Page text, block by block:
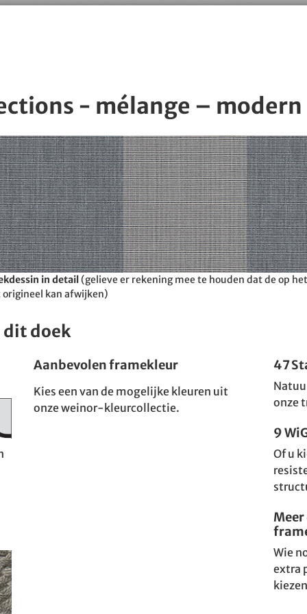
- mélange – modern
in detail(gelieve er rekening mee te houden dat de op
origineel kan afwijken)
dit doek
Aanbevolen framekleur
Kies een van de mogelijke kleuren uit
onze weinor-kleurcollectie.
47
onze
9
Of u
Wie
extra